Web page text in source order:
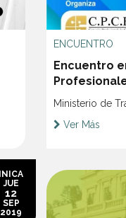
ENCUENTRO
Encuentro
Ministerio
Ministerio de
Ver Más
INICA
JUE
12
SEP
2019